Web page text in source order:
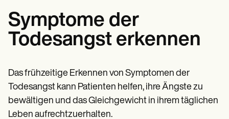
Symptome der
Todesangst erkennen
Das frühzeitige Erkennen von Symptomen der
Todesangst kann Patienten helfen, ihre Ängste zu
bewältigen und das Gleichgewicht in ihrem täglichen
Leben aufrechtzuerhalten.